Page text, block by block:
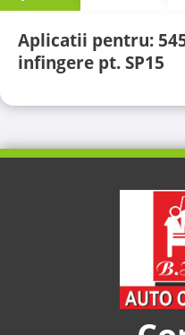
Aplicatii pentru:
infingere pt. SP15